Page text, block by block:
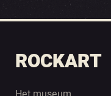
ROCKART